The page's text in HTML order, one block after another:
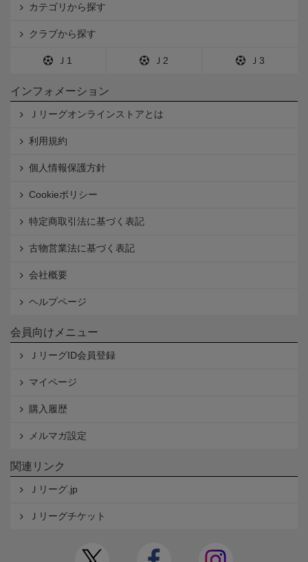
カテゴリから探す
クラブから探す
Ｊ1 Ｊ2 Ｊ3
インフォメーション
Ｊリーグオンラインストアとは
利用規約
個人情報保護方針
Cookieポリシー
特定商取引法に基づく表記
古物営業法に基づく表記
会社概要
ヘルプページ
会員向けメニュー
ＪリーグID会員登録
マイページ
購入履歴
メルマガ設定
関連リンク
Ｊリーグ.jp
Ｊリーグチケット